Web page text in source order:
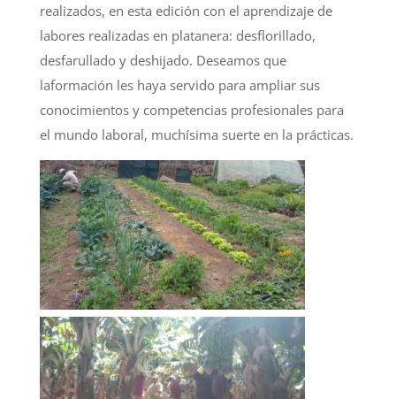
realizados, en esta edición con el aprendizaje de
labores realizadas en platanera: desflorillado,
desfarullado y deshijado. Deseamos que
laformación les haya servido para ampliar sus
conocimientos y competencias profesionales para
el mundo laboral, muchísima suerte en la prácticas.